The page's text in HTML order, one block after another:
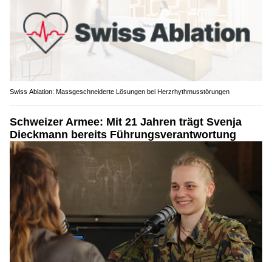
Swiss Ablation: Massgeschneiderte Lösungen bei Herzrhythmusstörungen
Schweizer Armee: Mit 21 Jahren trägt Svenja
Dieckmann bereits Führungsverantwortung